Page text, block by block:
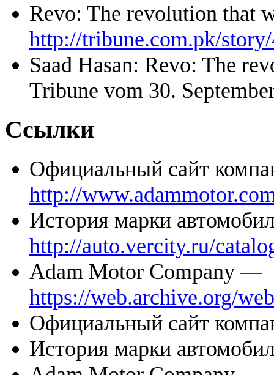
Revo: The revolution that
http://tribune.com.pk/
Saad Hasan: Revo: The
Tribune vom 30.
Ссылки
Официальный сайт
http://
История марки
http://auto.vercity.ru/
Adam Motor Company —
https://web.archive.org/
Официальный сайт
История марки